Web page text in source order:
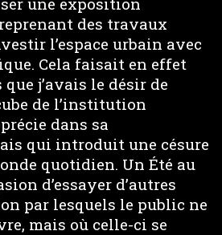
des travaux
l’espace urbain avec
Cela faisait en effet
j’avais le désir de
de l’institution
dans sa
qui introduit une césure
quotidien. Un Été au
d’essayer d’autres
par lesquels le public ne
mais où celle-ci se